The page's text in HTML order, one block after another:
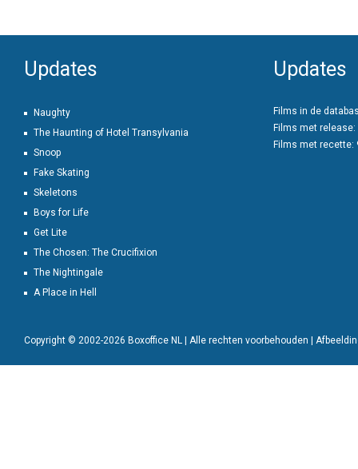
Updates
Naughty
The Haunting of Hotel Transylvania
Snoop
Fake Skating
Skeletons
Boys for Life
Get Lite
The Chosen: The Crucifixion
The Nightingale
A Place in Hell
Updates
Films in de
Films met release:
Films met recette:
Copyright © 2002-2026 Boxoffice NL | Alle rechten voorbehouden |